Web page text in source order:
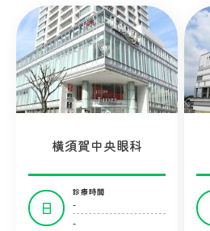
横須賀中央眼科
日
診療時間
-
-